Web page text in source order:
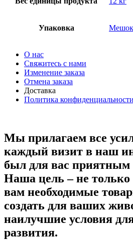
Упаковка Мешок
О нас
Свяжитесь с нами
Изменение заказа
Отмена заказа
Доставка
Политика конфиденциальности
Мы прилагаем все
каждый визит в наш
был для вас приятным
Наша цель – не только
вам необходимые
создать для ваших
наилучшие условия
развития.